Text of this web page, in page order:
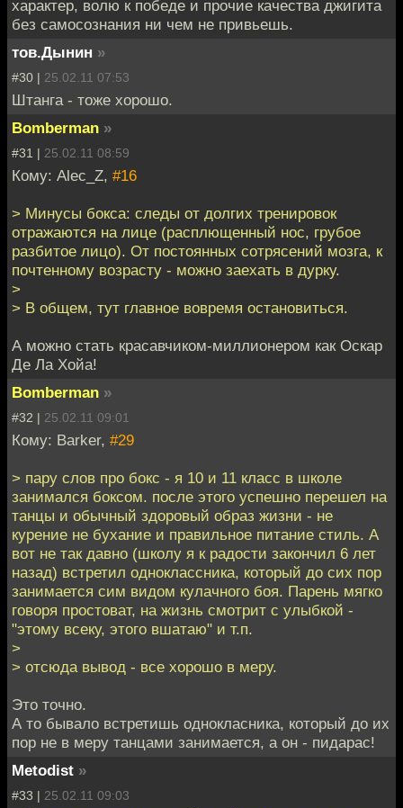
характер, волю к победе и прочие качества джигита
без самосознания ни чем не привьешь.
тов.Дынин »
#30 | 25.02.11 07:53
Штанга - тоже хорошо.
Bomberman »
#31 | 25.02.11 08:59
Кому: Alec_Z, #16
> Минусы бокса: следы от долгих тренировок
отражаются на лице (расплющенный нос, грубое
разбитое лицо). Oт постоянных сотрясений мозга, к
почтенному возрасту - можно заехать в дурку.
>
> В общем, тут главное вовремя остановиться.
А можно стать красавчиком-миллионером как Оскар
Де Ла Хойа!
Bomberman »
#32 | 25.02.11 09:01
Кому: Barker, #29
> пару слов про бокс - я 10 и 11 класс в школе
занимался боксом. после этого успешно перешел на
танцы и обычный здоровый образ жизни - не
курение не бухание и правильное питание стиль. А
вот не так давно (школу я к радости закончил 6 лет
назад) встретил одноклассника, который до сих пор
занимается сим видом кулачного боя. Парень мягко
говоря простоват, на жизнь смотрит с улыбкой -
"этому всеку, этого вшатаю" и т.п.
>
> отсюда вывод - все хорошо в меру.
Это точно.
А то бывало встретишь однокласника, который до их
пор не в меру танцами занимается, а он - пидарас!
Metodist »
#33 | 25.02.11 09:03